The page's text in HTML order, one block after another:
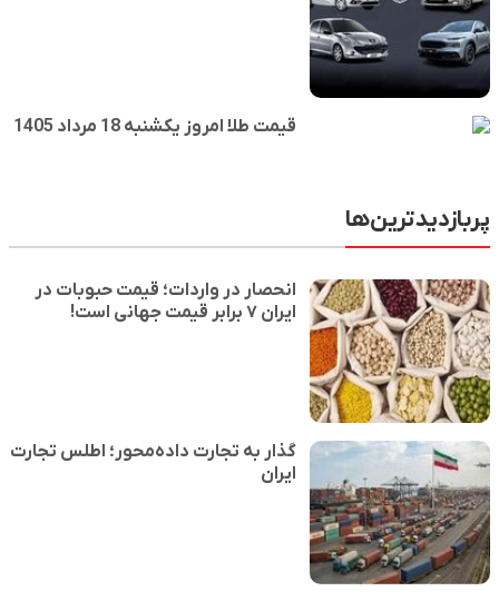
قیمت طلا امروز یکشنبه 18 مرداد 1405
انحصار در واردات؛ قیمت حبوبات در
ایران ۷ برابر قیمت جهانی است!
گذار به تجارت داده‌محور؛ اطلس تجارت
ایران